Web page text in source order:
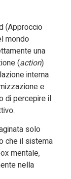
(Approccio
mondo
una
(action)
interna
e
di percepire il
solo
che il sistema
mentale,
nella